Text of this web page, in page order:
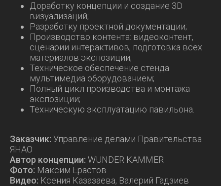
Доработку концепции и создание 3D
визуализаций;
Разработку проектной документации;
Производство контента: видеоконтент,
сценарии интерактивов, подготовка всех
материалов экспозиции;
Техническое обеспечение стенда
мультимедиа оборудованием;
Полный цикл производства и монтажа
экспозиции;
Техническую эксплуатацию павильона.
Заказчик: Управление делами Правительства
ЯНАО
Автор концепции: WUNDER KAMMER
Фото: Максим Ерастов
Видео: Ксения Казазаева, Валерий Гадзиев